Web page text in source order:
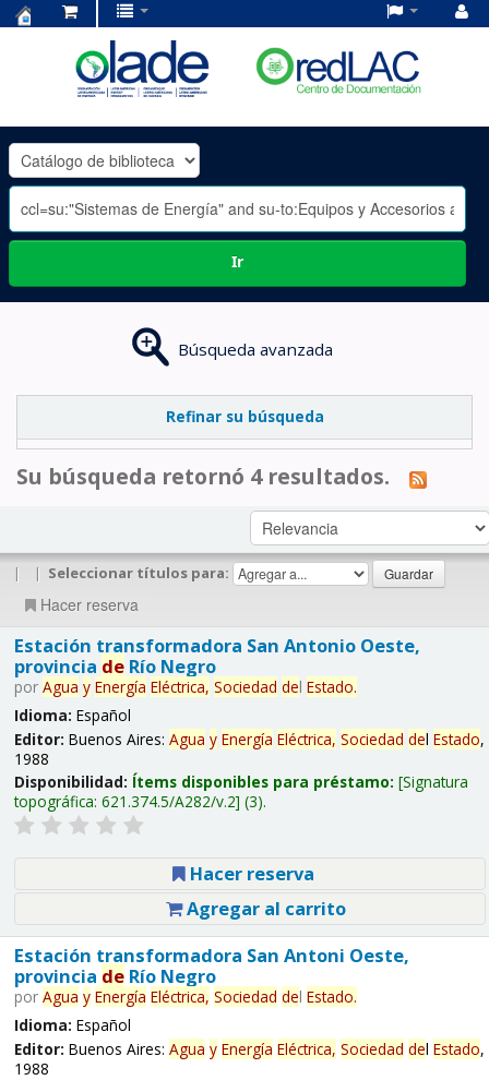
OLADE
-
Ir
Búsqueda avanzada
Refinar su búsqueda
Su búsqueda retornó 4 resultados.
| | Seleccionar títulos para:
Hacer reserva
Estación transformadora San Antonio Oeste,
provincia deRío Negro
por Agua y Energía Eléctrica, Sociedad del Estado.
Idioma: Español
Editor: Buenos Aires: Agua y Energía Eléctrica, Sociedad del Estado,
1988
Disponibilidad: Ítems disponibles para préstamo: Signatura
topográfica: 621.374.5/A282/v.2 (3).
Hacer reserva
Agregar al carrito
Estación transformadora San Antoni Oeste,
provincia deRío Negro
por Agua y Energía Eléctrica, Sociedad del Estado.
Idioma: Español
Editor: Buenos Aires: Agua y Energía Eléctrica, Sociedad del Estado,
1988